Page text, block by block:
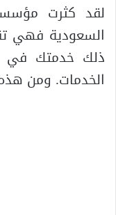
لقد كثرت
السعودية فهي
ذلك خدمتك في
الخدمات. ومن